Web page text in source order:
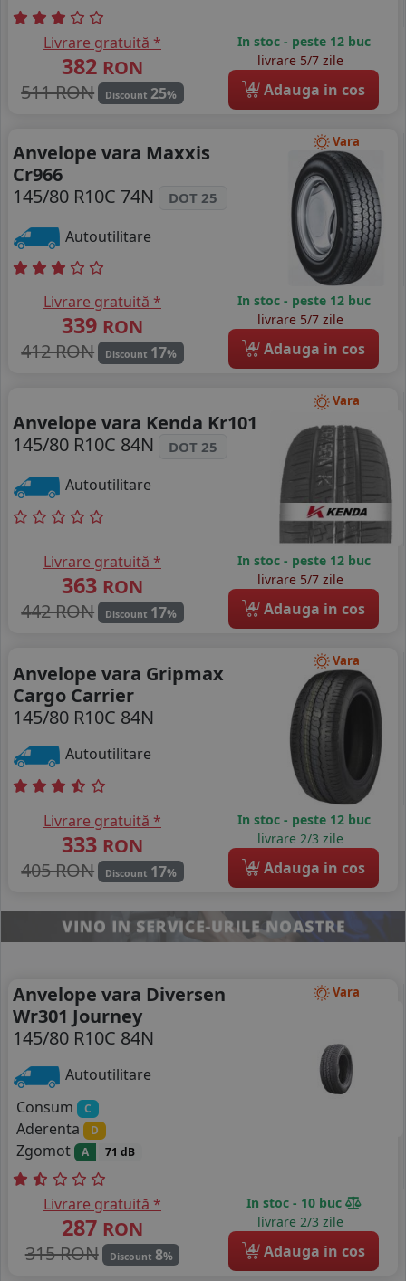
Livrare gratuită *
382 RON
511 RON
Discount 25%
In stoc - peste 12 buc
livrare 5/7 zile
4 Adauga in cos
Vara
Anvelope vara Maxxis
Cr966
145/80 R10C 74N
DOT 25
Autoutilitare
Livrare gratuită *
339 RON
412 RON
Discount 17%
In stoc - peste 12 buc
livrare 5/7 zile
4 Adauga in cos
Vara
Anvelope vara Kenda Kr101
145/80 R10C 84N
DOT 25
Autoutilitare
Livrare gratuită *
363 RON
442 RON
Discount 17%
In stoc - peste 12 buc
livrare 5/7 zile
4 Adauga in cos
Vara
Anvelope vara Gripmax
Cargo Carrier
145/80 R10C 84N
Autoutilitare
Livrare gratuită *
333 RON
405 RON
Discount 17%
In stoc - peste 12 buc
livrare 2/3 zile
4 Adauga in cos
Vara
Anvelope vara Diversen
Wr301 Journey
145/80 R10C 84N
Autoutilitare
Consum
C
Aderenta D
Zgomot A 71 dB
Livrare gratuită *
287 RON
315 RON
Discount 8%
In stoc - 10 buc
livrare 2/3 zile
4 Adauga in cos